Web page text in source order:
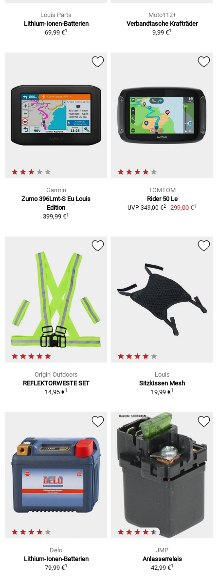
Louis Parts
Lithium-Ionen-Batterien
69,99 €1
Moto112+
Verbandtasche Krafträder
9,99 €1
Garmin
Zumo 396Lmt-S Eu Louis
Edition
399,99 €1
TOMTOM
Rider 50 Le
UVP 349,00 €2 299,00 €1
Origin-Outdoors
REFLEKTORWESTE SET
14,95 €1
Louis
Sitzkissen Mesh
19,99 €1
Delo
Lithium-Ionen-Batterien
79,99 €1
JMP
Anlasserrelais
42,99 €1